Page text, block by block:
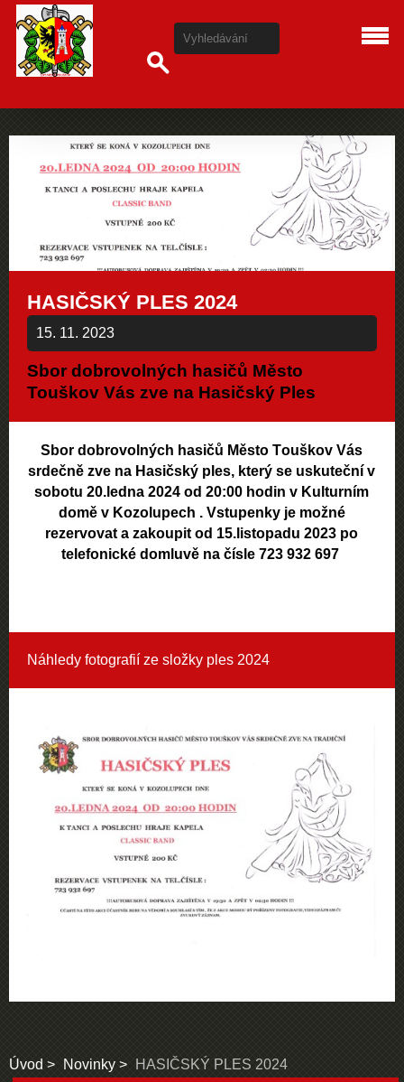
HASIČSKÝ PLES 2024
15. 11. 2023
Sbor dobrovolných hasičů Město
Touškov Vás zve na Hasičský Ples
Sbor dobrovolných hasičů Město Touškov Vás
srdečně zve na Hasičský ples, který se uskuteční v
sobotu 20.ledna 2024 od 20:00 hodin v Kulturním
domě v Kozolupech . Vstupenky je možné
rezervovat a zakoupit od 15.listopadu 2023 po
telefonické domluvě na čísle 723 932 697
Náhledy fotografií ze složky ples 2024
Úvod Novinky HASIČSKÝ PLES 2024